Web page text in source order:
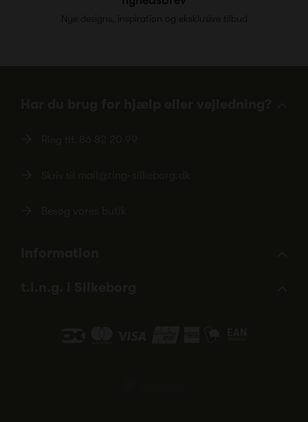
Nye designs, inspiration og eksklusive tilbud